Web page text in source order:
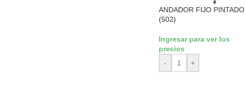
ANDADOR FIJO PINTADO
(502)
Ingresar para ver los
precios
-
+